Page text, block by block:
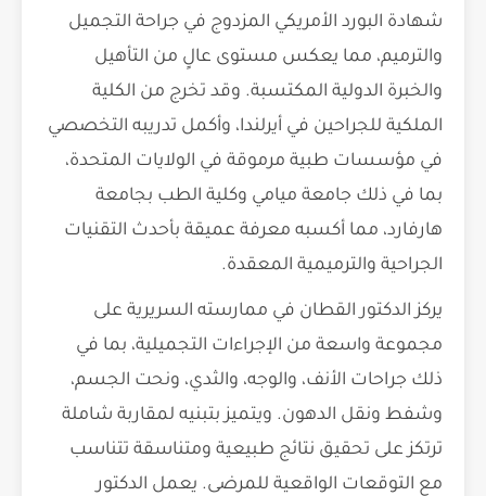
شهادة البورد الأمريكي المزدوج في جراحة التجميل
والترميم، مما يعكس مستوى عالٍ من التأهيل
والخبرة الدولية المكتسبة. وقد تخرج من الكلية
الملكية للجراحين في أيرلندا، وأكمل تدريبه التخصصي
في مؤسسات طبية مرموقة في الولايات المتحدة،
بما في ذلك جامعة ميامي وكلية الطب بجامعة
هارفارد، مما أكسبه معرفة عميقة بأحدث التقنيات
الجراحية والترميمية المعقدة.
يركز الدكتور القطان في ممارسته السريرية على
مجموعة واسعة من الإجراءات التجميلية، بما في
ذلك جراحات الأنف، والوجه، والثدي، ونحت الجسم،
وشفط ونقل الدهون. ويتميز بتبنيه لمقاربة شاملة
ترتكز على تحقيق نتائج طبيعية ومتناسقة تتناسب
مع التوقعات الواقعية للمرضى. يعمل الدكتور